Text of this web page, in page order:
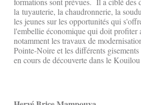
la tuyauterie, la chaudronnerie, la
les jeunes sur les opportunités qui
l'embellie économique qui doit profiter
notamment les travaux de
Pointe-Noire et les différents
en cours de découverte dans le